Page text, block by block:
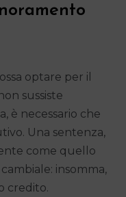
optare per il
sussiste
è necessario che
Una sentenza,
come quello
insomma,
credito.